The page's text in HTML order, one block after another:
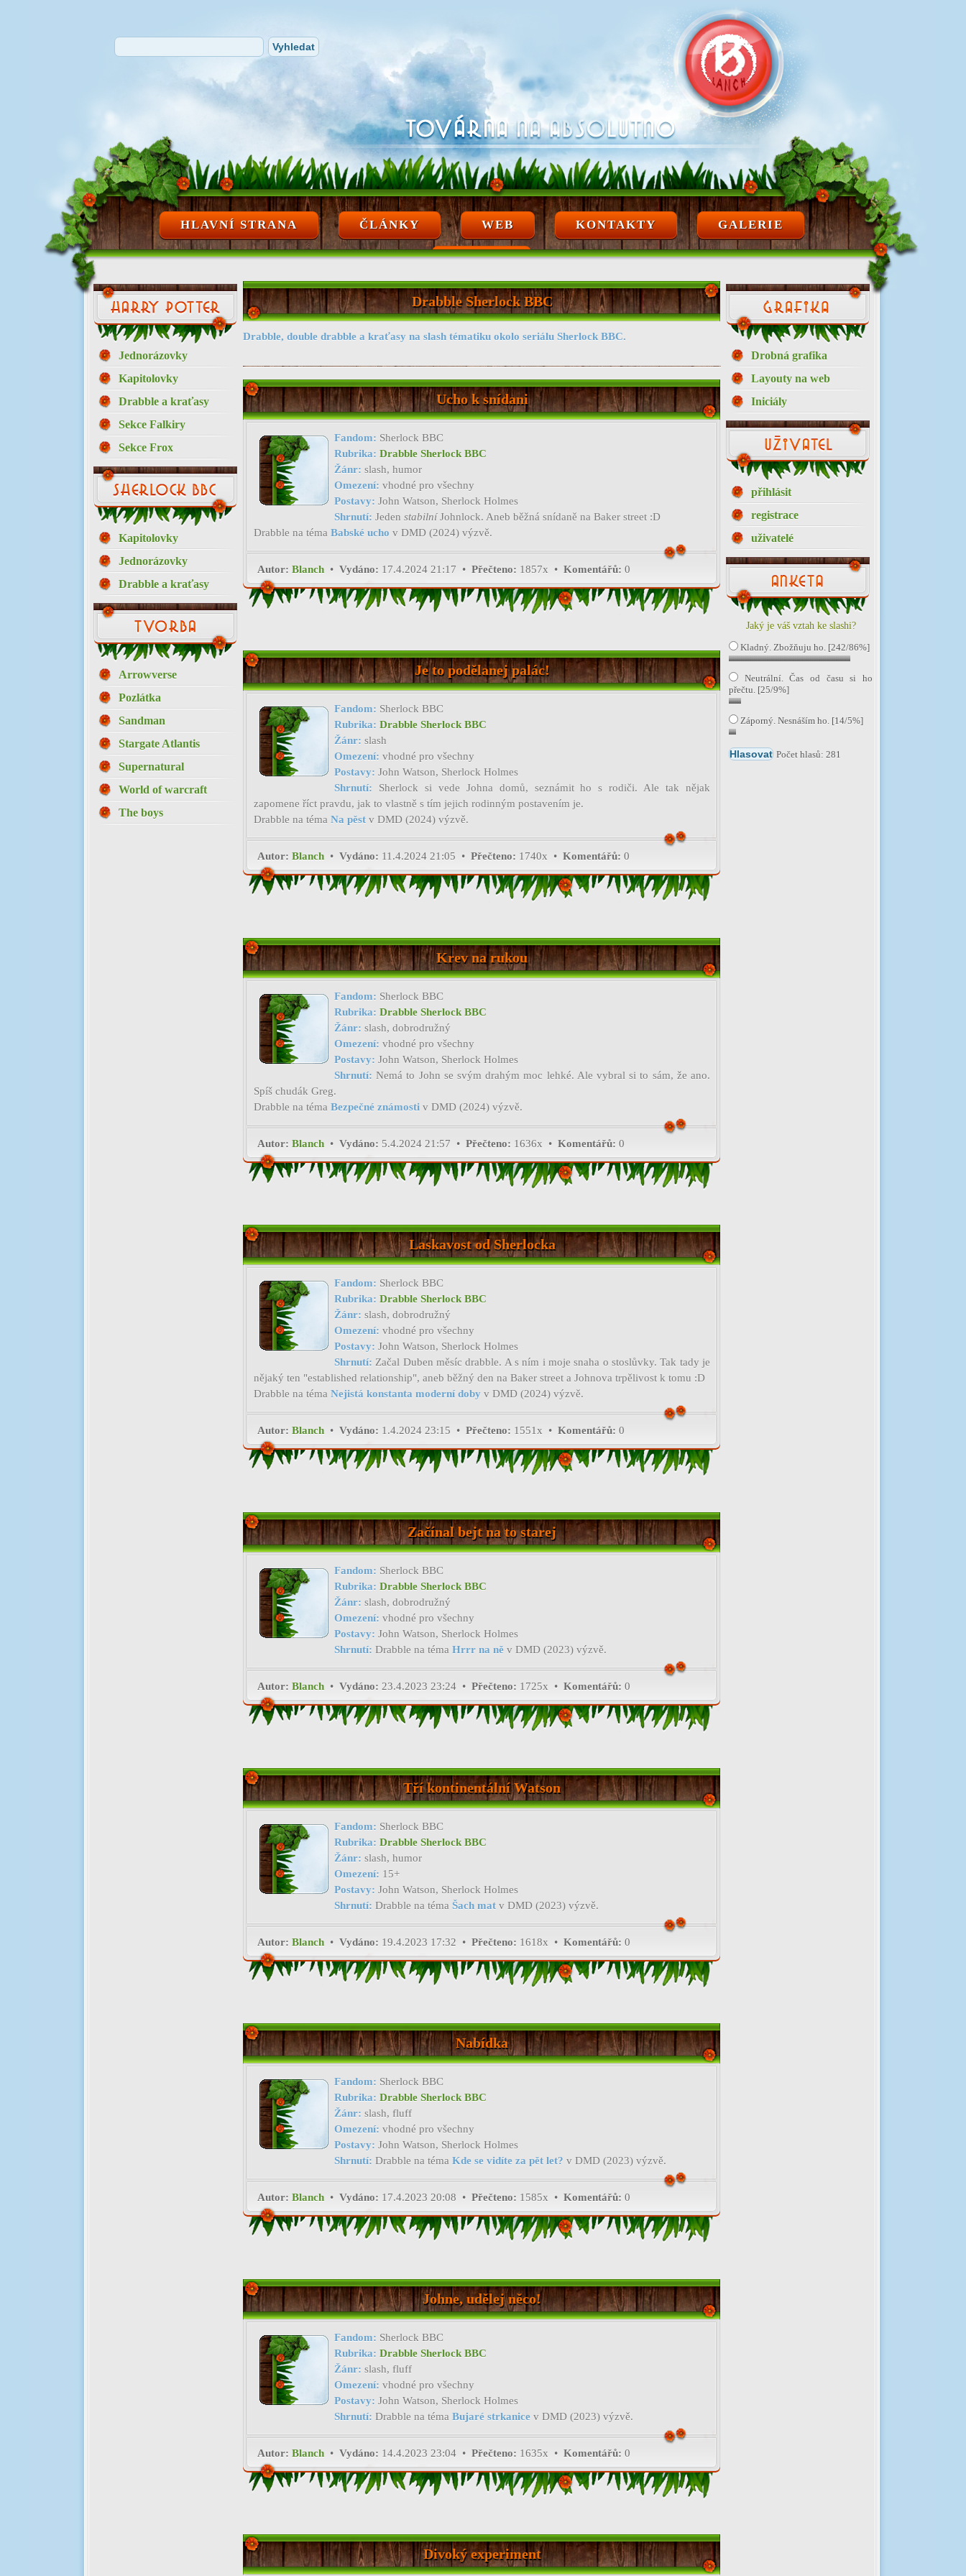
HLAVNÍ STRANA ČLÁNKY WEB KONTAKTY GALERIE
ARCHÍV
Jednorázovky
Kapitolovky
Drabble a kraťasy
Sekce Falkiry
Sekce Frox
Kapitolovky
Jednorázovky
Drabble a kraťasy
Arrowverse
Pozlátka
Sandman
Stargate Atlantis
Supernatural
World of warcraft
The boys
Drabble Sherlock BBC
Drabble, double drabble a kraťasy na slash tématiku okolo seriálu Sherlock BBC.
Ucho k snídani
Fandom: Sherlock BBC
Rubrika: Drabble Sherlock BBC
Žánr: slash, humor
Omezení: vhodné pro všechny
Postavy: John Watson, Sherlock Holmes
Shrnutí: Jeden stabilníJohnlock. Aneb běžná snídaně na Baker street :D
Drabble na téma Babské ucho v DMD (2024) výzvě.
Autor: Blanch • Vydáno: 17.4.2024 21:17 • Přečteno: 1857x • Komentářů: 0
Je to podělanej palác!
Fandom: Sherlock BBC
Rubrika: Drabble Sherlock BBC
Žánr: slash
Omezení: vhodné pro všechny
Postavy: John Watson, Sherlock Holmes
Shrnutí: Sherlock si vede Johna domů, seznámit ho s rodiči. Ale tak nějak
zapomene říct pravdu, jak to vlastně s tím jejich rodinným postavením je.
Drabble na téma Na pěst v DMD (2024) výzvě.
Autor: Blanch • Vydáno: 11.4.2024 21:05 • Přečteno: 1740x • Komentářů: 0
Krev na rukou
Fandom: Sherlock BBC
Rubrika: Drabble Sherlock BBC
Žánr: slash, dobrodružný
Omezení: vhodné pro všechny
Postavy: John Watson, Sherlock Holmes
Shrnutí: Nemá to John se svým drahým moc lehké. Ale vybral si to sám, že ano.
Spíš chudák Greg.
Drabble na téma Bezpečné známosti v DMD (2024) výzvě.
Autor: Blanch • Vydáno: 5.4.2024 21:57 • Přečteno: 1636x • Komentářů: 0
Laskavost od Sherlocka
Fandom: Sherlock BBC
Rubrika: Drabble Sherlock BBC
Žánr: slash, dobrodružný
Omezení: vhodné pro všechny
Postavy: John Watson, Sherlock Holmes
Shrnutí: Začal Duben měsíc drabble. A s ním i moje snaha o stoslůvky. Tak tady je
nějaký ten "established relationship", aneb běžný den na Baker street a Johnova trpělivost k tomu :D
Drabble na téma Nejistá konstanta moderní doby v DMD (2024) výzvě.
Autor: Blanch • Vydáno: 1.4.2024 23:15 • Přečteno: 1551x • Komentářů: 0
Začínal bejt na to starej
Fandom: Sherlock BBC
Rubrika: Drabble Sherlock BBC
Žánr: slash, dobrodružný
Omezení: vhodné pro všechny
Postavy: John Watson, Sherlock Holmes
Shrnutí: Drabble na téma Hrrr na ně v DMD (2023) výzvě.
Autor: Blanch • Vydáno: 23.4.2023 23:24 • Přečteno: 1725x • Komentářů: 0
Tří kontinentální Watson
Fandom: Sherlock BBC
Rubrika: Drabble Sherlock BBC
Žánr: slash, humor
Omezení: 15+
Postavy: John Watson, Sherlock Holmes
Shrnutí: Drabble na téma Šach mat v DMD (2023) výzvě.
Autor: Blanch • Vydáno: 19.4.2023 17:32 • Přečteno: 1618x • Komentářů: 0
Nabídka
Fandom: Sherlock BBC
Rubrika: Drabble Sherlock BBC
Žánr: slash, fluff
Omezení: vhodné pro všechny
Postavy: John Watson, Sherlock Holmes
Shrnutí: Drabble na téma Kde se vidíte za pět let? v DMD (2023) výzvě.
Autor: Blanch • Vydáno: 17.4.2023 20:08 • Přečteno: 1585x • Komentářů: 0
Johne, udělej něco!
Fandom: Sherlock BBC
Rubrika: Drabble Sherlock BBC
Žánr: slash, fluff
Omezení: vhodné pro všechny
Postavy: John Watson, Sherlock Holmes
Shrnutí: Drabble na téma Bujaré strkanice v DMD (2023) výzvě.
Autor: Blanch • Vydáno: 14.4.2023 23:04 • Přečteno: 1635x • Komentářů: 0
Divoký experiment
Drobná grafika
Layouty na web
Iniciály
přihlásit
registrace
uživatelé
Jaký je váš vztah ke slashi?
Kladný. Zbožňuju ho. [242/86%]
Neutrální. Čas od času si ho
přečtu. [25/9%]
Záporný. Nesnáším ho. [14/5%]
Počet hlasů: 281